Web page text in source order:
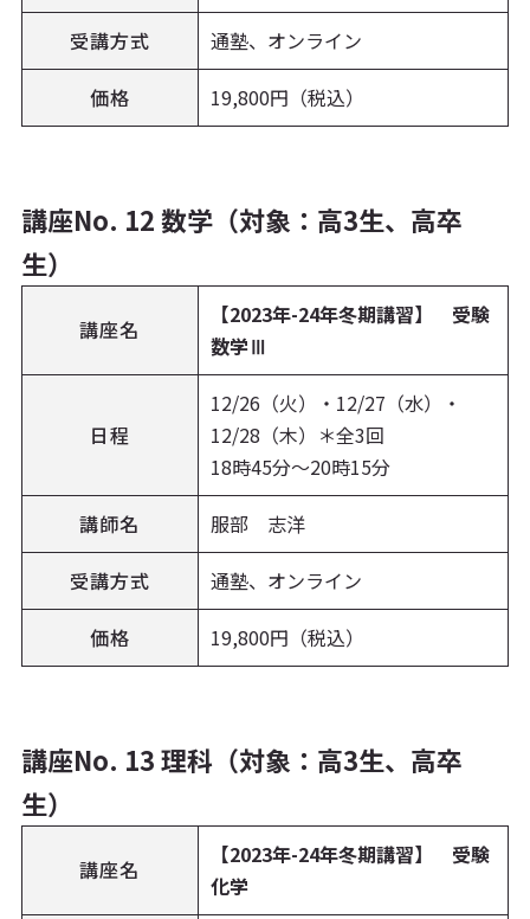
受講方式
通塾、オンライン
価格
19,800円（税込）
講座No. 12 数学（対象：高3生、高卒
生）
講座名
【2023年-24年冬期講習】 受験
数学Ⅲ
日程
12/26（火）・12/27（水）・
12/28（木）＊全3回
18時45分～20時15分
講師名
服部 志洋
受講方式
通塾、オンライン
価格
19,800円（税込）
講座No. 13 理科（対象：高3生、高卒
生）
講座名
【2023年-24年冬期講習】 受験
化学